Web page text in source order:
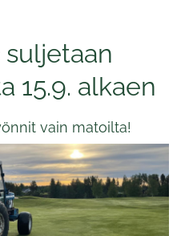
15.9. alkaen
vain matoilta!